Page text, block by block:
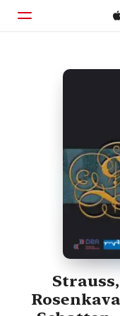
Inicio